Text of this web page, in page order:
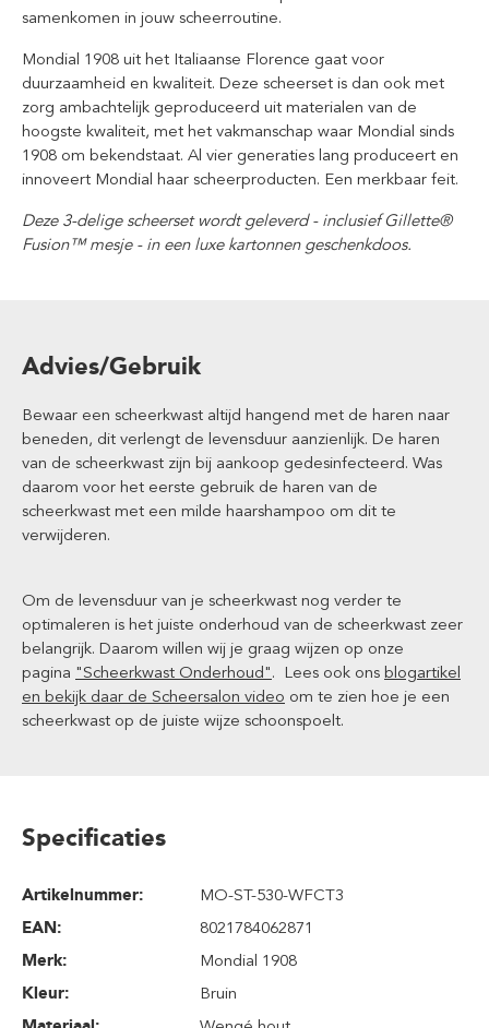
samenkomen in jouw scheerroutine.
Mondial 1908 uit het Italiaanse Florence gaat voor
duurzaamheid en kwaliteit. Deze scheerset is dan ook met
zorg ambachtelijk geproduceerd uit materialen van de
hoogste kwaliteit, met het vakmanschap waar Mondial sinds
1908 om bekendstaat. Al vier generaties lang produceert en
innoveert Mondial haar scheerproducten. Een merkbaar feit.
Deze 3-delige scheerset wordt geleverd - inclusief Gillette®
Fusion™ mesje - in een luxe kartonnen geschenkdoos.
Advies/Gebruik
Bewaar een scheerkwast altijd hangend met de haren naar
beneden, dit verlengt de levensduur aanzienlijk. De haren
van de scheerkwast zijn bij aankoop gedesinfecteerd. Was
daarom voor het eerste gebruik de haren van de
scheerkwast met een milde haarshampoo om dit te
verwijderen.
Om de levensduur van je scheerkwast nog verder te
optimaleren is het juiste onderhoud van de scheerkwast zeer
belangrijk. Daarom willen wij je graag wijzen op onze
pagina "Scheerkwast Onderhoud". Lees ook ons blogartikel
en bekijk daar de Scheersalon video om te zien hoe je een
scheerkwast op de juiste wijze schoonspoelt.
Specificaties
Artikelnummer:
MO-ST-530-WFCT3
EAN:
8021784062871
Merk:
Mondial 1908
Kleur:
Bruin